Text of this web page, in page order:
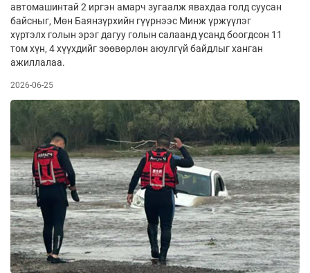
автомашинтай 2 иргэн амарч зугаалж явахдаа голд суусан
байсныг, Мөн Баянзүрхийн гүүрнээс Минж үржүүлэг
хүртэлх голын эрэг дагуу голын салаанд усанд боогдсон 11
том хүн, 4 хүүхдийг зөөвөрлөн аюулгүй байдлыг ханган
ажиллалаа.
2026-06-25